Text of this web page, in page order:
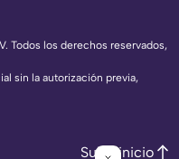
Todos los derechos reservados,
sin la autorización previa,
Subir inicio